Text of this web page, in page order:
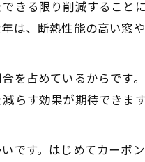
きる限り削減すること
は、断熱性能の高い窓
を占めているからです
らす効果が期待できま
です。はじめてカーボ